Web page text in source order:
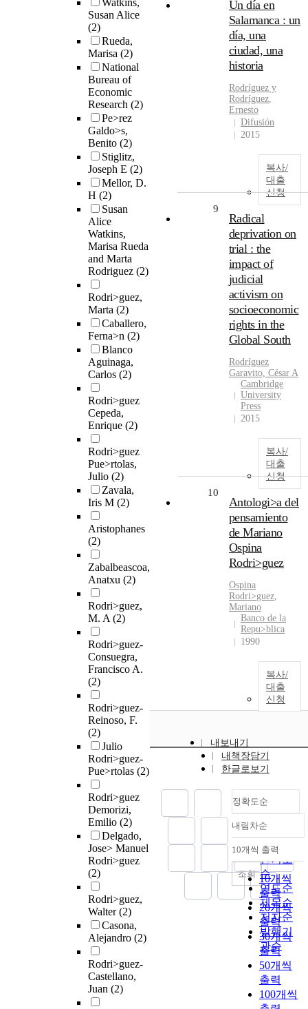
Watkins,
Susan Alice
(2)
Rueda,
Marisa (2)
National
Bureau of
Economic
Research (2)
Pe>rez
Galdo>s,
Benito (2)
Stiglitz,
Joseph E (2)
Mellor, D.
H (2)
Susan
Alice
Watkins,
Marisa Rueda
and Marta
Rodriguez (2)
Rodri>guez,
Marta (2)
Caballero,
Ferna>n (2)
Blanco
Aguinaga,
Carlos (2)
Rodri>guez
Cepeda,
Enrique (2)
Rodri>guez
Pue>rtolas,
Julio (2)
Zavala,
Iris M (2)
Aristophanes
(2)
Zabalbeascoa,
Anatxu (2)
Rodri>guez,
M. A(2)
Rodri>guez-
Consuegra,
Francisco A.
(2)
Rodri>guez-
Reinoso, F.
(2)
Julio
Rodri>guez-
Pue>rtolas (2)
Rodri>guez
Demorizi,
Emilio (2)
Delgado,
Jose> Manuel
Rodri>guez
(2)
Rodri>guez,
Walter(2)
Casona,
Alejandro (2)
Rodri>guez-
Castellano,
Juan (2)
Un día en
Salamanca : un
día, una
ciudad, una
historia
Rodríguez y
Rodríguez,
Ernesto
Difusión
2015
복사/
대출
신청
9
Radical
deprivation on
trial : the
impact of
judicial
activism on
socioeconomic
rights in the
Global South
Rodríguez
Garavito, César A
Cambridge
University
Press
2015
복사/
대출
신청
10
Antologi>a del
pensamiento
de Mariano
Ospina
Rodri>guez
Ospina
Rodri>guez,
Mariano
Banco de la
Repu>blica
1990
복사/
대출
신청
내보내기
내책장담기
한글로보기
정확도순
정확도
순
인기도
순
연도순
제목순
저자순
발행기
관순
내림차순
내림차순
10개씩 출력
10개씩
출력
20개씩
출력
30개씩
출력
50개씩
출력
100개씩
조회